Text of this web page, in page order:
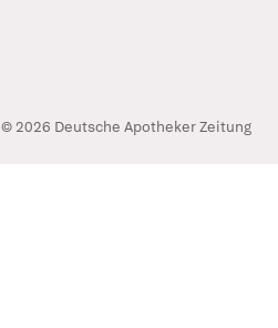
© 2026 Deutsche Apotheker Zeitung